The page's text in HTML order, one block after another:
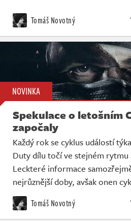
Tomáš Novotný
NOVINKA
Spekulace o letošním
započaly
Každý rok se cyklus událostí
Duty dílu točí ve stejném rytmu
Leckteré informace
nejrůznější doby, avšak onen
Tomáš Novotný